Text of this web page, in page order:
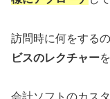
訪問時に何をする
ビスのレクチャー